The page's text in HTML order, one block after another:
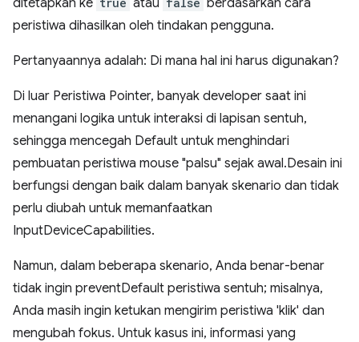
ditetapkan ke
atau
berdasarkan cara
peristiwa dihasilkan oleh tindakan pengguna.
Pertanyaannya adalah: Di mana hal ini harus digunakan?
Di luar Peristiwa Pointer, banyak developer saat ini
menangani logika untuk interaksi di lapisan sentuh,
sehingga mencegah Default untuk menghindari
pembuatan peristiwa mouse "palsu" sejak awal.Desain ini
berfungsi dengan baik dalam banyak skenario dan tidak
perlu diubah untuk memanfaatkan
InputDeviceCapabilities.
Namun, dalam beberapa skenario, Anda benar-benar
tidak ingin preventDefault peristiwa sentuh; misalnya,
Anda masih ingin ketukan mengirim peristiwa 'klik' dan
mengubah fokus. Untuk kasus ini, informasi yang